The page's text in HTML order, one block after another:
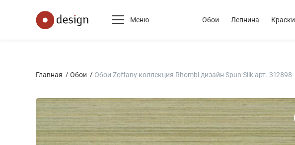
Меню Обои Лепнина Краски
Главная Обои Обои Zoffany коллекция Rhombi дизайн Spun Silk арт. 312898